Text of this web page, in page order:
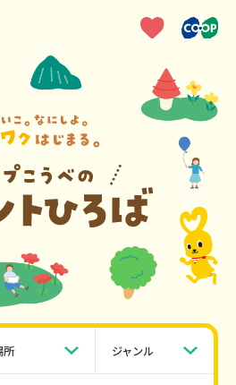
所 ジャンル